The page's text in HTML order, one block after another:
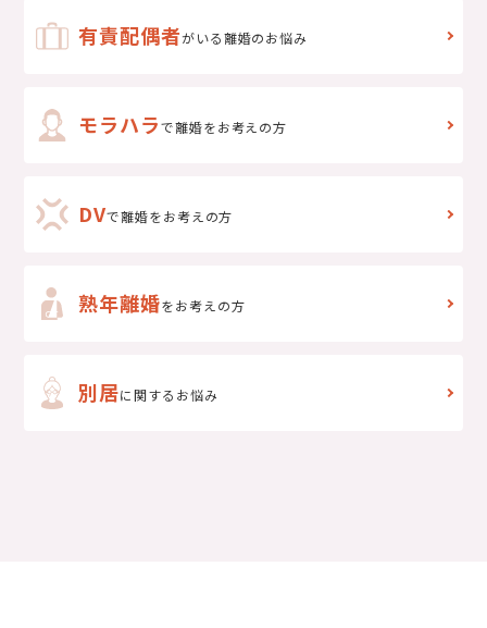
有責配偶者がいる離婚のお悩み
モラハラで離婚をお考えの方
DVで離婚をお考えの方
熟年離婚をお考えの方
別居に関するお悩み